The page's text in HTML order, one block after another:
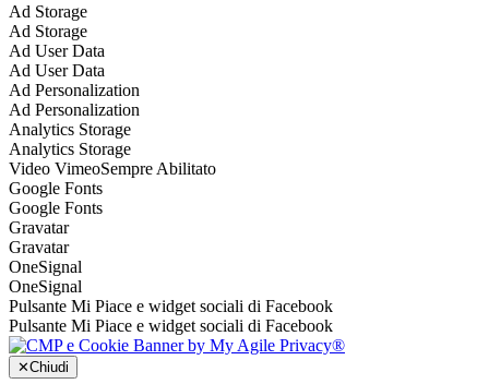
Ad Storage
Ad Storage
Ad User Data
Ad User Data
Ad Personalization
Ad Personalization
Analytics Storage
Analytics Storage
Video VimeoSempre Abilitato
Google Fonts
Google Fonts
Gravatar
Gravatar
OneSignal
OneSignal
Pulsante Mi Piace e widget sociali di Facebook
Pulsante Mi Piace e widget sociali di Facebook
✕Chiudi